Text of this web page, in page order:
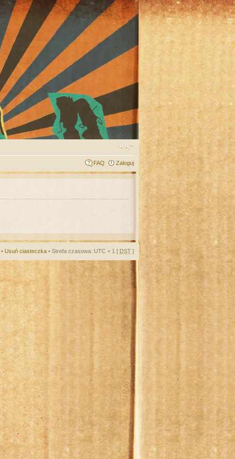
FAQ Zaloguj
• Usuń ciasteczka • Strefa czasowa: UTC + 1 [ DST ]